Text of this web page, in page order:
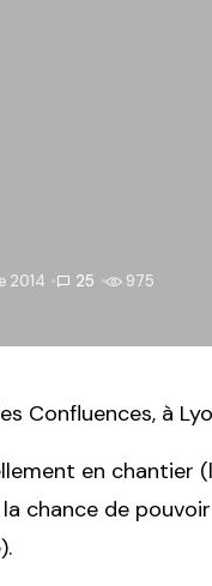
2014 25 975
Confluences, à
en chantier
chance de